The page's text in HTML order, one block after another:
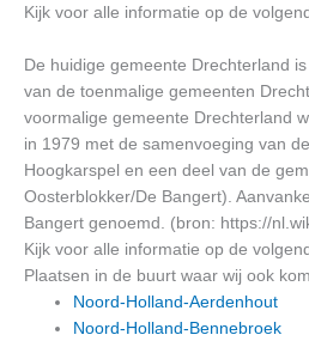
Kijk voor alle informatie op de
De huidige gemeente Drechterland
van de toenmalige gemeenten
voormalige gemeente Drechterland
in 1979 met de samenvoeging van
Hoogkarspel en een deel van de
Oosterblokker/De Bangert).
Bangert genoemd. (bron: https://
Kijk voor alle informatie op de
Plaatsen in de buurt waar wij ook
Noord-Holland-Aerdenhout
Noord-Holland-Bennebroek